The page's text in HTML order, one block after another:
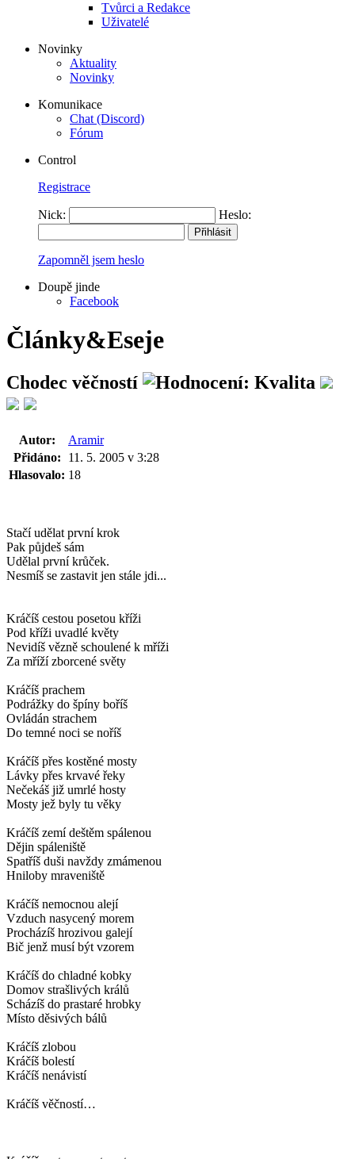
Tvůrci a Redakce
Uživatelé
Novinky
Aktuality
Novinky
Komunikace
Chat (Discord)
Fórum
Control
Registrace
Nick: Heslo:
Zapomněl jsem heslo
Doupě jinde
Facebook
Články&Eseje
Chodec věčností
Autor:
Aramir
Přidáno:
11. 5. 2005 v 3:28
Hlasovalo: 18
Stačí udělat první krok
Pak půjdeš sám
Udělal první krůček.
Nesmíš se zastavit jen stále jdi...
Kráčíš cestou posetou kříži
Pod kříži uvadlé květy
Nevidíš vězně schoulené k mříži
Za mříží zborcené světy
Kráčíš prachem
Podrážky do špíny boříš
Ovládán strachem
Do temné noci se noříš
Kráčíš přes kostěné mosty
Lávky přes krvavé řeky
Nečekáš již umrlé hosty
Mosty jež byly tu věky
Kráčíš zemí deštěm spálenou
Dějin spáleniště
Spatříš duši navždy zmámenou
Hniloby mraveniště
Kráčíš nemocnou alejí
Vzduch nasycený morem
Procházíš hrozivou galejí
Bič jenž musí být vzorem
Kráčíš do chladné kobky
Domov strašlivých králů
Scházíš do prastaré hrobky
Místo děsivých bálů
Kráčíš zlobou
Kráčíš bolestí
Kráčíš nenávistí
Kráčíš věčností…